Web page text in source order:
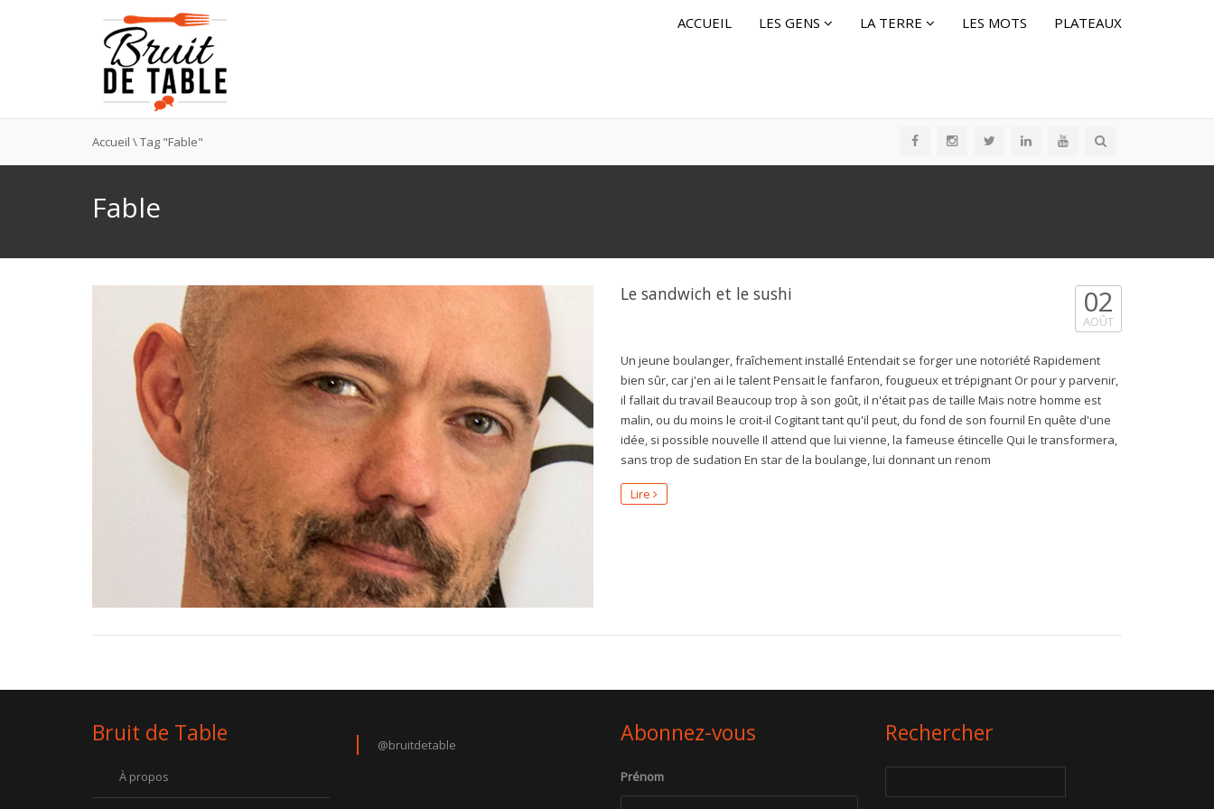
ACCUEIL LES GENS LA TERRE LES MOTS PLATEAUX
Accueil \Tag "Fable"
Fable
Le sandwich et le sushi 02
AOÛT
Un jeune boulanger, fraîchement installé Entendait se forger une notoriété Rapidement
bien sûr, car j'en ai le talent Pensait le fanfaron, fougueux et trépignant Or pour y parvenir,
il fallait du travail Beaucoup trop à son goût, il n'était pas de taille Mais notre homme est
malin, ou du moins le croit-il Cogitant tant qu'il peut, du fond de son fournil En quête d'une
idée, si possible nouvelle Il attend que lui vienne, la fameuse étincelle Qui le transformera,
sans trop de sudation En star de la boulange, lui donnant un renom
Lire
Bruit de Table
À propos
@bruitdetable Abonnez-vous
Prénom
Rechercher